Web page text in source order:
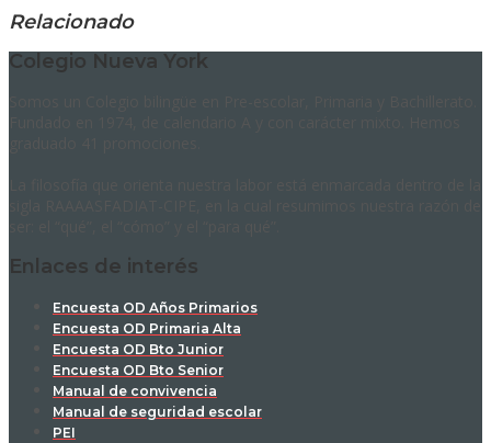
Relacionado
Colegio Nueva York
Enlaces de interés
Encuesta OD Años Primarios
Encuesta OD Primaria Alta
Encuesta OD Bto Junior
Encuesta OD Bto Senior
Manual de convivencia
Manual de seguridad escolar
PEI